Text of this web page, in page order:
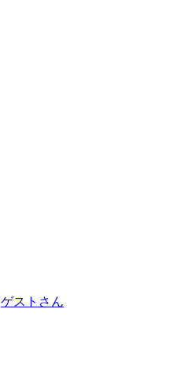
ゲストさん